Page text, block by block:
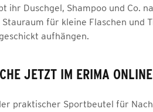
ihr Duschgel, Shampoo und Co.
für kleine Flaschen
aufhängen.
JETZT IM ERIMA
praktischer Sportbeutel für